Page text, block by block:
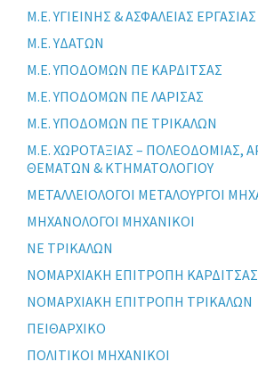
Μ.Ε. ΥΓΙΕΙΝΗΣ & ΑΣΦΑΛΕΙΑΣ ΕΡΓΑΣΙΑΣ
Μ.Ε. ΥΔΑΤΩΝ
Μ.Ε. ΥΠΟΔΟΜΩΝ ΠΕ ΚΑΡΔΙΤΣΑΣ
Μ.Ε. ΥΠΟΔΟΜΩΝ ΠΕ ΛΑΡΙΣΑΣ
Μ.Ε. ΥΠΟΔΟΜΩΝ ΠΕ ΤΡΙΚΑΛΩΝ
Μ.Ε. ΧΩΡΟΤΑΞΙΑΣ – ΠΟΛΕΟΔΟΜΙΑΣ,
ΘΕΜΑΤΩΝ & ΚΤΗΜΑΤΟΛΟΓΙΟΥ
ΜΕΤΑΛΛΕΙΟΛΟΓΟΙ ΜΕΤΑΛΟΥΡΓΟΙ
ΜΗΧΑΝΟΛΟΓΟΙ ΜΗΧΑΝΙΚΟΙ
ΝΕ ΤΡΙΚΑΛΩΝ
ΝΟΜΑΡΧΙΑΚΗ ΕΠΙΤΡΟΠΗ ΚΑΡΔΙΤΣΑΣ
ΝΟΜΑΡΧΙΑΚΗ ΕΠΙΤΡΟΠΗ ΤΡΙΚΑΛΩΝ
ΠΕΙΘΑΡΧΙΚΟ
ΠΟΛΙΤΙΚΟΙ ΜΗΧΑΝΙΚΟΙ